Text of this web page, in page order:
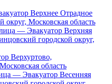
Верхнее Отрадное
Московская область
— Эвакуатор Верхняя
городской округ,
Верхуртово,
область
— Эвакуатор Весенняя